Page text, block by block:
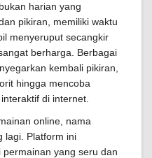
harian yang
pikiran, memiliki waktu
menyeruput secangkir
berharga. Berbagai
kembali pikiran,
hingga mencoba
di internet.
online, nama
lagi. Platform ini
yang seru dan